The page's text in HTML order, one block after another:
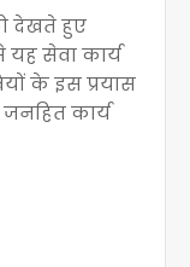
देखते हुए
सेवा कार्य
के इस प्रयास
कार्य